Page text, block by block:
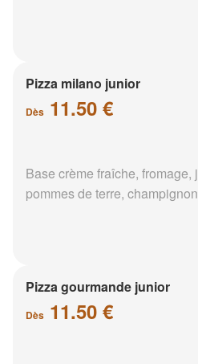
Pizza milano junior
Dès 11.50 €
Base crème fraîche, fromage,
pommes de terre,
Pizza gourmande junior
Dès 11.50 €